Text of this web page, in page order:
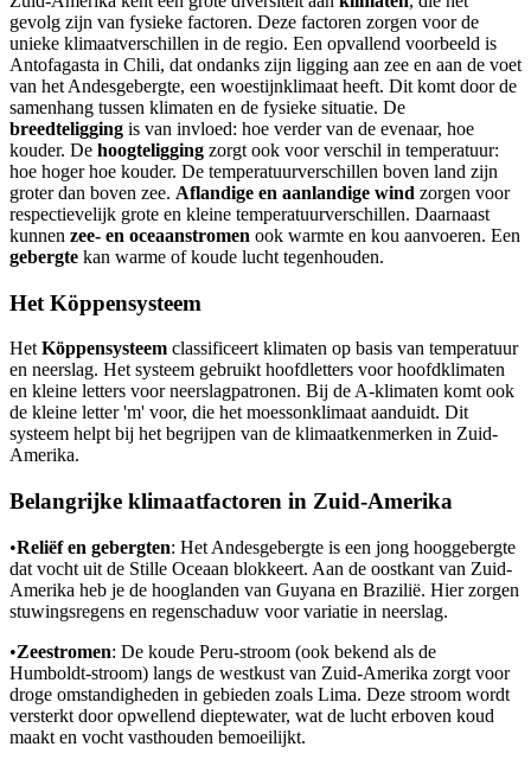
gevolg zijn van fysieke factoren. Deze factoren zorgen voor de
unieke klimaatverschillen in de regio. Een opvallend voorbeeld is
Antofagasta in Chili, dat ondanks zijn ligging aan zee en aan de voet
van het Andesgebergte, een woestijnklimaat heeft. Dit komt door de
samenhang tussen klimaten en de fysieke situatie. De
breedteligging is van invloed: hoe verder van de evenaar, hoe
kouder. De hoogteligging zorgt ook voor verschil in temperatuur:
hoe hoger hoe kouder. De temperatuurverschillen boven land zijn
groter dan boven zee. Aflandige en aanlandige wind zorgen voor
respectievelijk grote en kleine temperatuurverschillen. Daarnaast
kunnen zee- en oceaanstromen ook warmte en kou aanvoeren. Een
gebergte kan warme of koude lucht tegenhouden.
Het Köppensysteem
Het Köppensysteem classificeert klimaten op basis van temperatuur
en neerslag. Het systeem gebruikt hoofdletters voor hoofdklimaten
en kleine letters voor neerslagpatronen. Bij de A-klimaten komt ook
de kleine letter 'm' voor, die het moessonklimaat aanduidt. Dit
systeem helpt bij het begrijpen van de klimaatkenmerken in Zuid-
Amerika.
Belangrijke klimaatfactoren in Zuid-Amerika
•Reliëf en gebergten: Het Andesgebergte is een jong hooggebergte
dat vocht uit de Stille Oceaan blokkeert. Aan de oostkant van Zuid-
Amerika heb je de hooglanden van Guyana en Brazilië. Hier zorgen
stuwingsregens en regenschaduw voor variatie in neerslag.
•Zeestromen: De koude Peru-stroom (ook bekend als de
Humboldt-stroom) langs de westkust van Zuid-Amerika zorgt voor
droge omstandigheden in gebieden zoals Lima. Deze stroom wordt
versterkt door opwellend dieptewater, wat de lucht erboven koud
maakt en vocht vasthouden bemoeilijkt.